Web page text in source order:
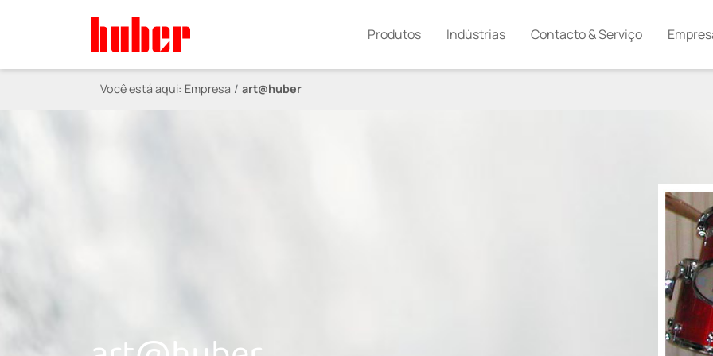
Produtos Indústrias Contacto & Serviço
Você está aqui: Empresa art@huber